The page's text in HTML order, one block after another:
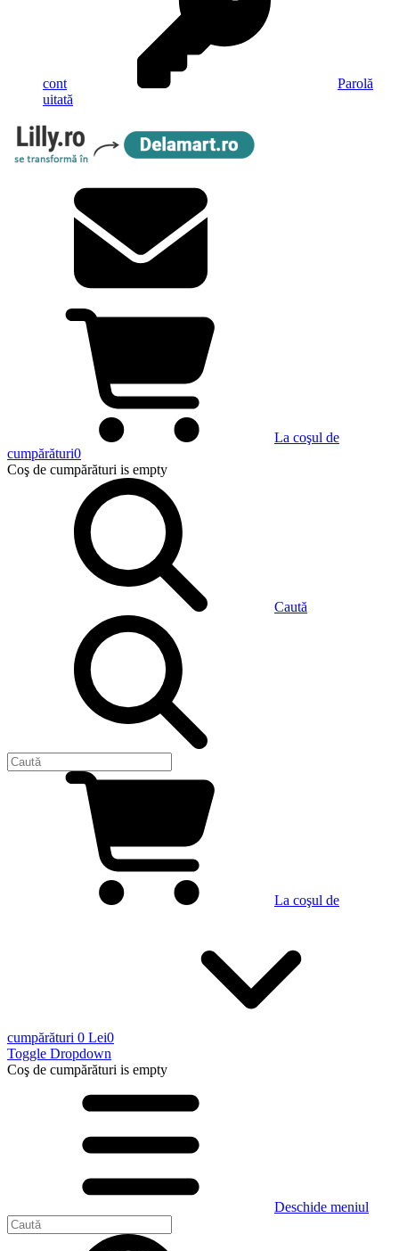
cont
Parolă
uitată
La coşul de
cumpărături0
Coş de cumpărături is empty
Caută
La coşul de
cumpărături 0 Lei0
Toggle Dropdown
Coş de cumpărături is empty
Deschide meniul